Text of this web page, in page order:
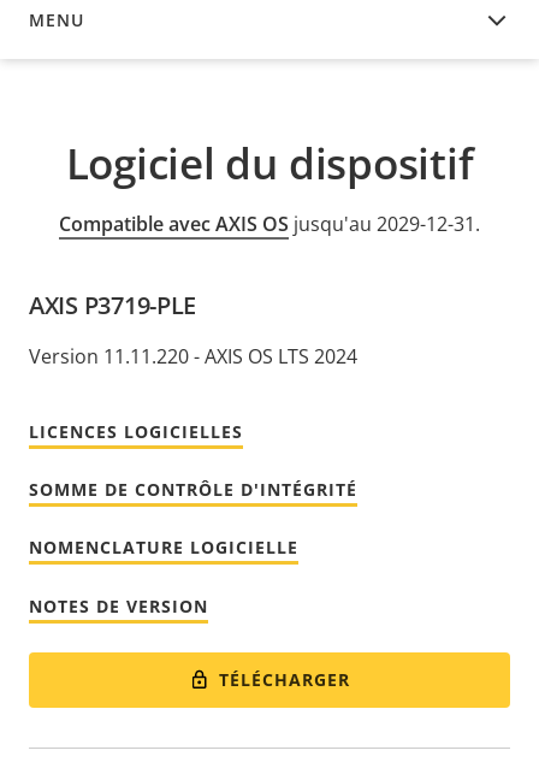
MENU
LOGICIEL DU DISPOSITIF
Logiciel du dispositif
Compatible avec AXIS OS jusqu'au 2029-12-31.
AXIS P3719-PLE
Version 11.11.220 - AXIS OS LTS 2024
LICENCES LOGICIELLES
SOMME DE CONTRÔLE D'INTÉGRITÉ
NOMENCLATURE LOGICIELLE
NOTES DE VERSION
TÉLÉCHARGER